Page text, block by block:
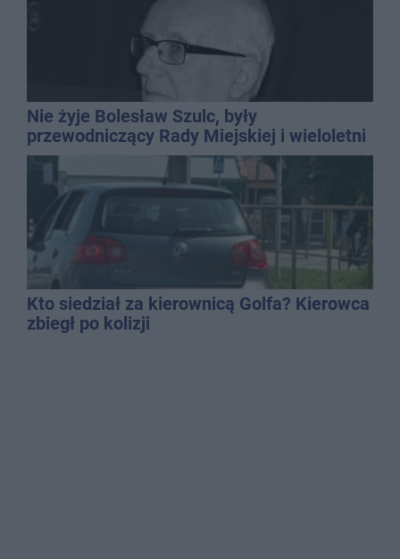
Nie żyje Bolesław Szulc, były
przewodniczący Rady Miejskiej i wieloletni
dyrektor SP 14
Kto siedział za kierownicą Golfa? Kierowca
zbiegł po kolizji